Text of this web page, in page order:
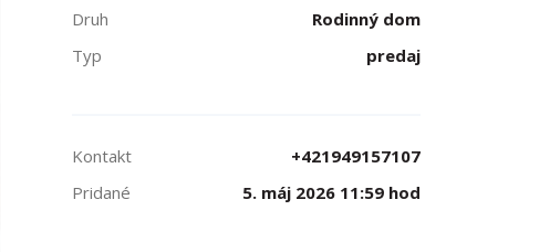
Druh
Rodinný dom
Typ
predaj
Kontakt
+421949157107
Pridané
5. máj 2026 11:59 hod